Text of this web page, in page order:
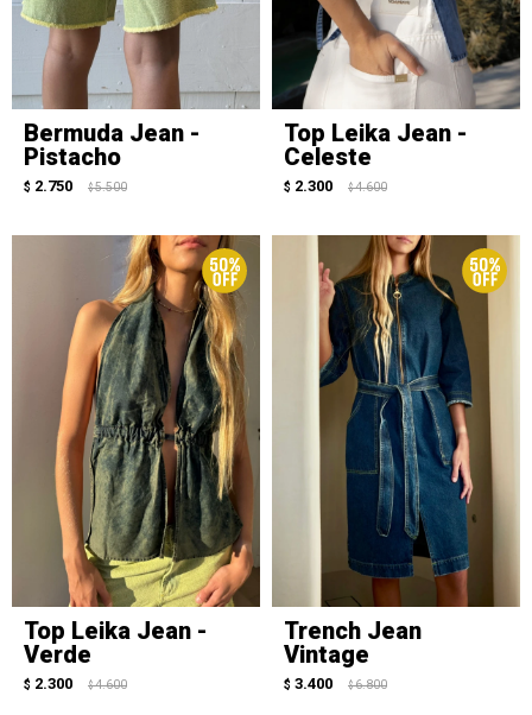
Bermuda Jean -
Pistacho
$ 2.750 $ 5.500
Top Leika Jean -
Celeste
$ 2.300 $ 4.600
Top Leika Jean -
Verde
$ 2.300 $ 4.600
Trench Jean
Vintage
$ 3.400 $ 6.800